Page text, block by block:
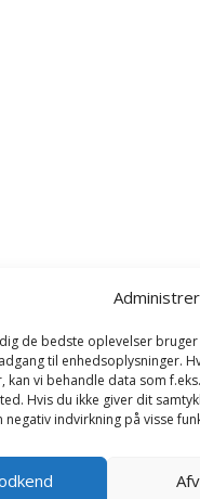
de bedste oplevelser
til enhedsoplysninger.
kan vi behandle data som
Hvis du ikke giver dit
negativ indvirkning på visse